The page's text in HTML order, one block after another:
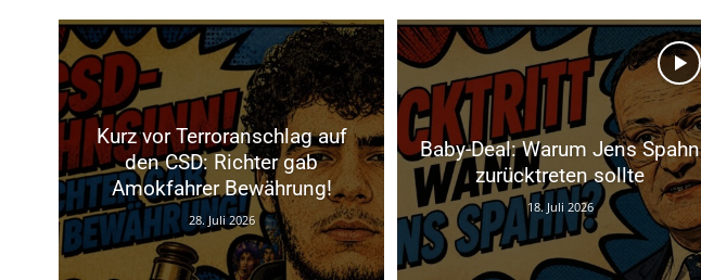
Kurz vor Terroranschlag auf
den CSD: Richter gab
Amokfahrer Bewährung!
28. Juli 2026
Baby-Deal: Warum Jens Spahn
zurücktreten sollte
18. Juli 2026